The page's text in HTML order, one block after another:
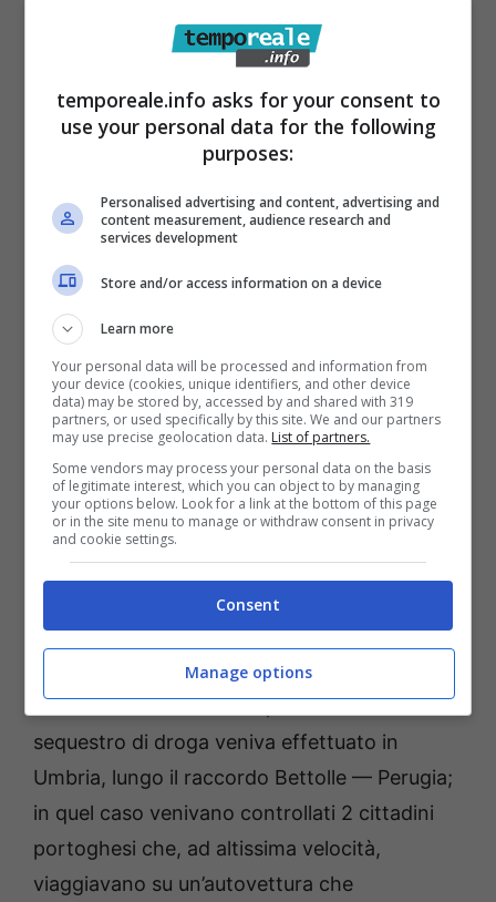
operati, per ragioni di opportunità, da altre FF
19 marzo 2023
, al valico di Bardonecchia,
un uomo di origine campana veniva
sottoposto a perquisizione e trovato in
possesso di 36 kg di stupefacente – di cui
kg di eroina e 5 kg di cocaina
centinaia di ovuli, celati all&#39;interno di una
lasettimana successiva, un altro maxi
sequestro di droga veniva effettuato in
Umbria, lungo il raccordo Bettolle — Perugia;
in quel caso venivano controllati 2 cittadini
portoghesi che, ad altissima velocità,
viaggiavano su un’autovettura che
temporeale.info asks for your consent to
use your personal data for the following
purposes:
Personalised advertising and content, advertising and
content measurement, audience research and
services development
Store and/or access information on a device
Learn more
Your personal data will be processed and information from
your device (cookies, unique identifiers, and other device
data) may be stored by, accessed by and shared with 319
partners, or used specifically by this site. We and our partners
may use precise geolocation data. List of partners.
Some vendors may process your personal data on the basis
of legitimate interest, which you can object to by managing
your options below. Look for a link at the bottom of this page
or in the site menu to manage or withdraw consent in privacy
and cookie settings.
Consent
Manage options